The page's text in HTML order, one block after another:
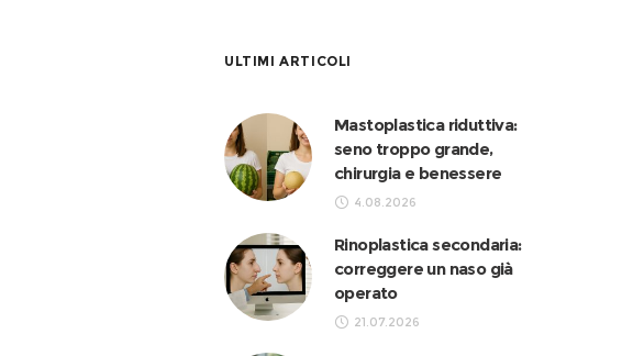
ULTIMI ARTICOLI
Mastoplastica riduttiva:
seno troppo grande,
chirurgia e benessere
4.08.2026
Rinoplastica secondaria:
correggere un naso già
operato
21.07.2026